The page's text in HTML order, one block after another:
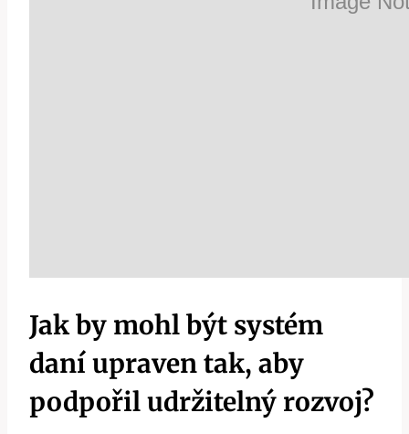
Jak by mohl být systém
daní upraven tak, aby
podpořil udržitelný rozvoj?